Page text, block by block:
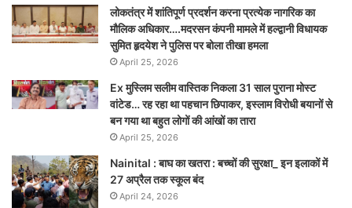
लोकतंत्र में शांतिपूर्ण प्रदर्शन करना प्रत्येक नागरिक का
मौलिक अधिकार….मदरसन कंपनी मामले में हल्द्वानी विधायक
सुमित हृदयेश ने पुलिस पर बोला तीखा हमला
April 25, 2026
Ex मुस्लिम सलीम वास्तिक निकला 31 साल पुराना मोस्ट
वांटेड… रह रहा था पहचान छिपाकर, इस्लाम विरोधी बयानों से
बन गया था बहुत लोगों की आंखों का तारा
April 25, 2026
Nainital : बाघ का खतरा : बच्चों की सुरक्षा_ इन इलाकों में
27 अप्रैल तक स्कूल बंद
April 24, 2026